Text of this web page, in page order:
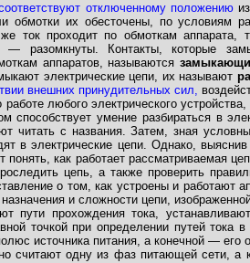
отключенному положению
обмотки их обесточены, по условиям
ток проходит по обмоткам
— разомкнуты. Контакты, которые
аппаратов, называются
электрические цепи, их называют
внешних принудительных сил,
любого электрического
способствует умение разбираться в
читать с названия. Затем, зная
в электрические цепи. Однако,
как работает рассматриваемая
цепь, а также проверить
о том, как устроены и
и сложности цепи,
пути прохождения тока,
точкой при определении путей тока
источника питания, а конечной — его
считают одну из фаз питающей сети,